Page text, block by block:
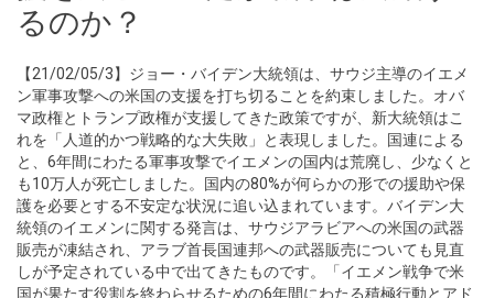
るのか？
【21/02/05/3】ジョー・バイデン大統領は、サウジ主導のイエメ
ン軍事攻撃への米国の支援を打ち切ることを約束しました。オバ
マ政権とトランプ政権が支援してきた政策ですが、新大統領はこ
れを「人道的かつ戦略的な大失敗」と表現しました。国連による
と、6年間にわたる軍事攻撃でイエメンの国内は荒廃し、少なくと
も10万人が死亡しました。国内の80%が何らかの形での援助や保
護を必要とする不安定な状況に追い込まれています。バイデン大
統領のイエメンに関する発言は、サウジアラビアへの米国の武器
販売が凍結され、アラブ首長国連邦への武器販売についても見直
しが予定されている中で出てきたものです。「イエメン戦争で米
国が果たす役割を終わらせるための6年間にわたる積極行動とアド